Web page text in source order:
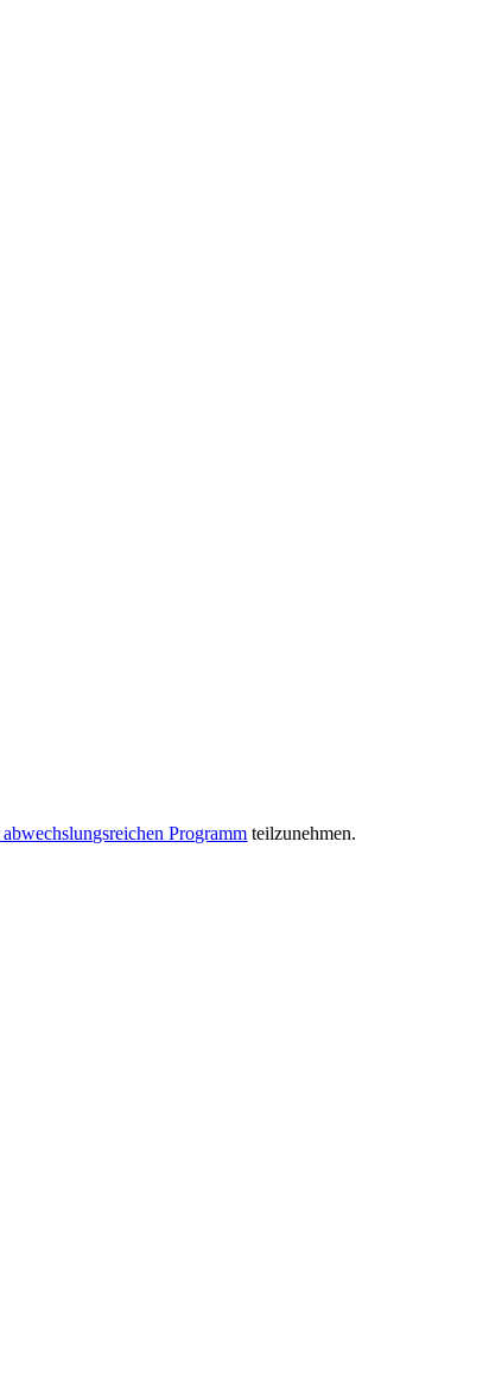
abwechslungsreichen Programm teilzunehmen.